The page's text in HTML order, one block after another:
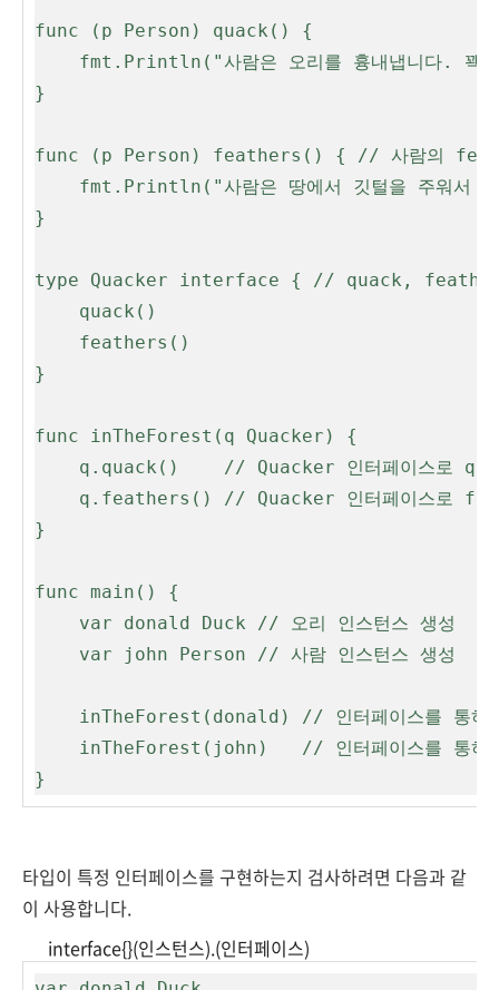
func (p Person) quack() {
}
func (p Person) feathers() { // 사람의
}
type Quacker interface { // quack, feathers
}
func inTheForest(q Quacker) {
}
func main() {
}
타입이 특정 인터페이스를 구현하는지 검사하려면 다음과 같
이 사용합니다.
interface{}(인스턴스).(인터페이스)